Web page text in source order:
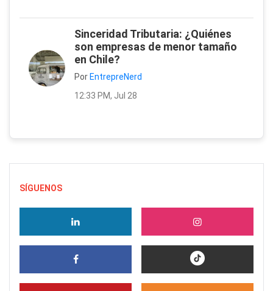
Sinceridad Tributaria: ¿Quiénes
son empresas de menor tamaño
en Chile?
Por EntrepreNerd
12:33 PM, Jul 28
SÍGUENOS